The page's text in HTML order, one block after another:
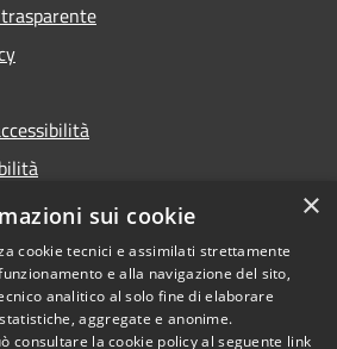
Le foto nelle pagine sono
×
sui cookie
cookie tecnici e assimilati strettamente
e alla navigazione del sito,
analitico al solo fine di elaborare
aggregate e anonime.
consultare la cookie policy al seguente link